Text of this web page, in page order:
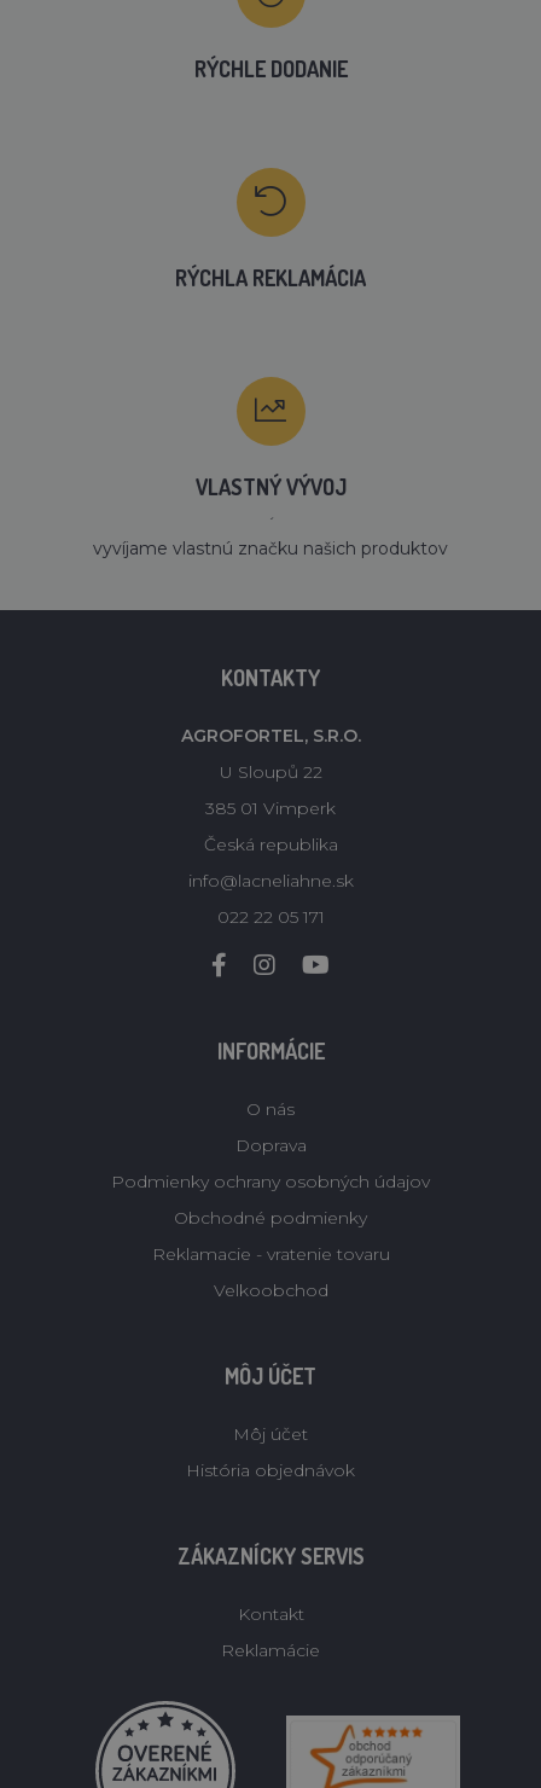
RÝCHLE DODANIE
RÝCHLA REKLAMÁCIA
VLASTNÝ VÝVOJ
´
vyvíjame vlastnú značku našich produktov
KONTAKTY
AGROFORTEL, S.R.O.
U Sloupů 22
385 01 Vimperk
Česká republika
info@lacneliahne.sk
022 22 05 171
INFORMÁCIE
O nás
Doprava
Podmienky ochrany osobných údajov
Obchodné podmienky
Reklamacie - vratenie tovaru
Velkoobchod
MÔJ ÚČET
Môj účet
História objednávok
ZÁKAZNÍCKY SERVIS
Kontakt
Reklamácie